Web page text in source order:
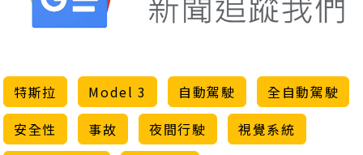
特斯拉 Model 3 自動駕駛
全自動駕駛
安全性
事故 夜間行駛
視覺系統